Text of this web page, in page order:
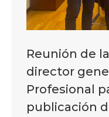
Reunión de
director
Profesional
publicación